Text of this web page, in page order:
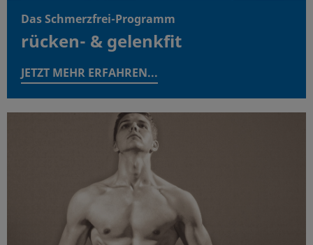
Das Schmerzfrei-Programm
rücken- & gelenkfit
JETZT MEHR ERFAHREN...